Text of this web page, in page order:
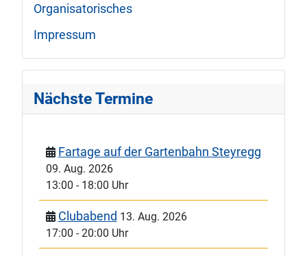
Organisatorisches
Impressum
Nächste Termine
Fartage auf der Gartenbahn Steyregg
09. Aug. 2026
13:00 - 18:00 Uhr
Clubabend 13. Aug. 2026
17:00 -20:00 Uhr